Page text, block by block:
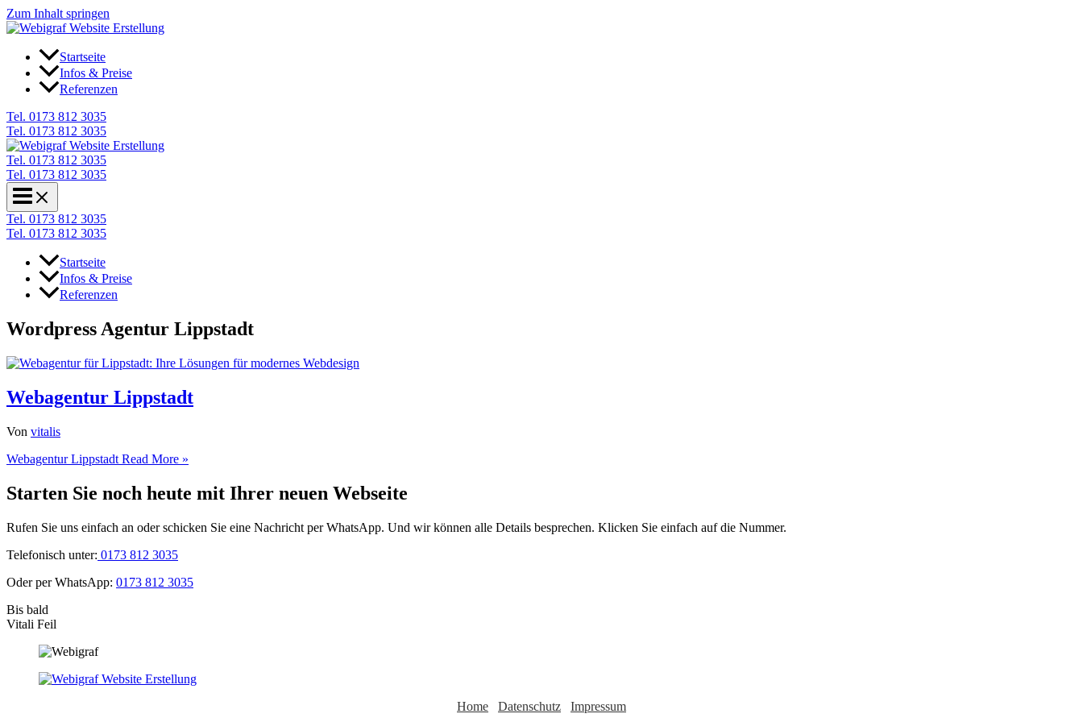
Zum Inhalt springen
Startseite
Infos & Preise
Referenzen
Tel. 0173 812 3035
Tel. 0173 812 3035
Tel. 0173 812 3035
Tel. 0173 812 3035
Tel. 0173 812 3035
Tel. 0173 812 3035
Startseite
Infos & Preise
Referenzen
Wordpress Agentur Lippstadt
Webagentur Lippstadt
Von vitalis
Webagentur Lippstadt Read More »
Starten Sie noch heute mit Ihrer neuen Webseite
Rufen Sie uns einfach an oder schicken Sie eine Nachricht per WhatsApp. Und wir können alle Details besprechen. Klicken Sie einfach auf die Nummer.
Telefonisch unter: 0173 812 3035
Oder per WhatsApp: 0173 812 3035
Bis bald
Vitali Feil
Home Datenschutz Impressum